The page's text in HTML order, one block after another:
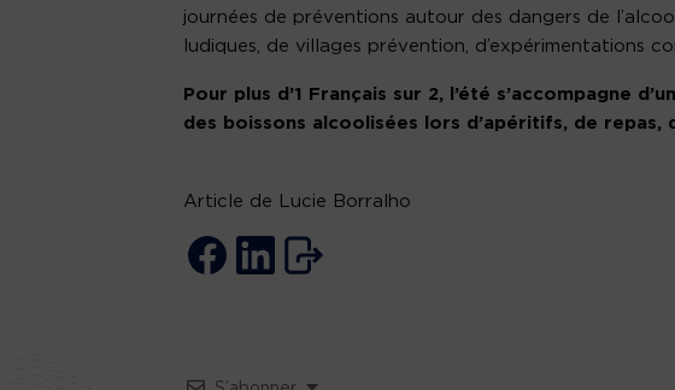
journées de préventions autour des dangers de
ludiques, de villages prévention, d’expérimentations
Pour plus d’1 Français sur 2, l’été s’accompagne
des boissons alcoolisées lors d’apéritifs, de repas,
Article de Lucie Borralho